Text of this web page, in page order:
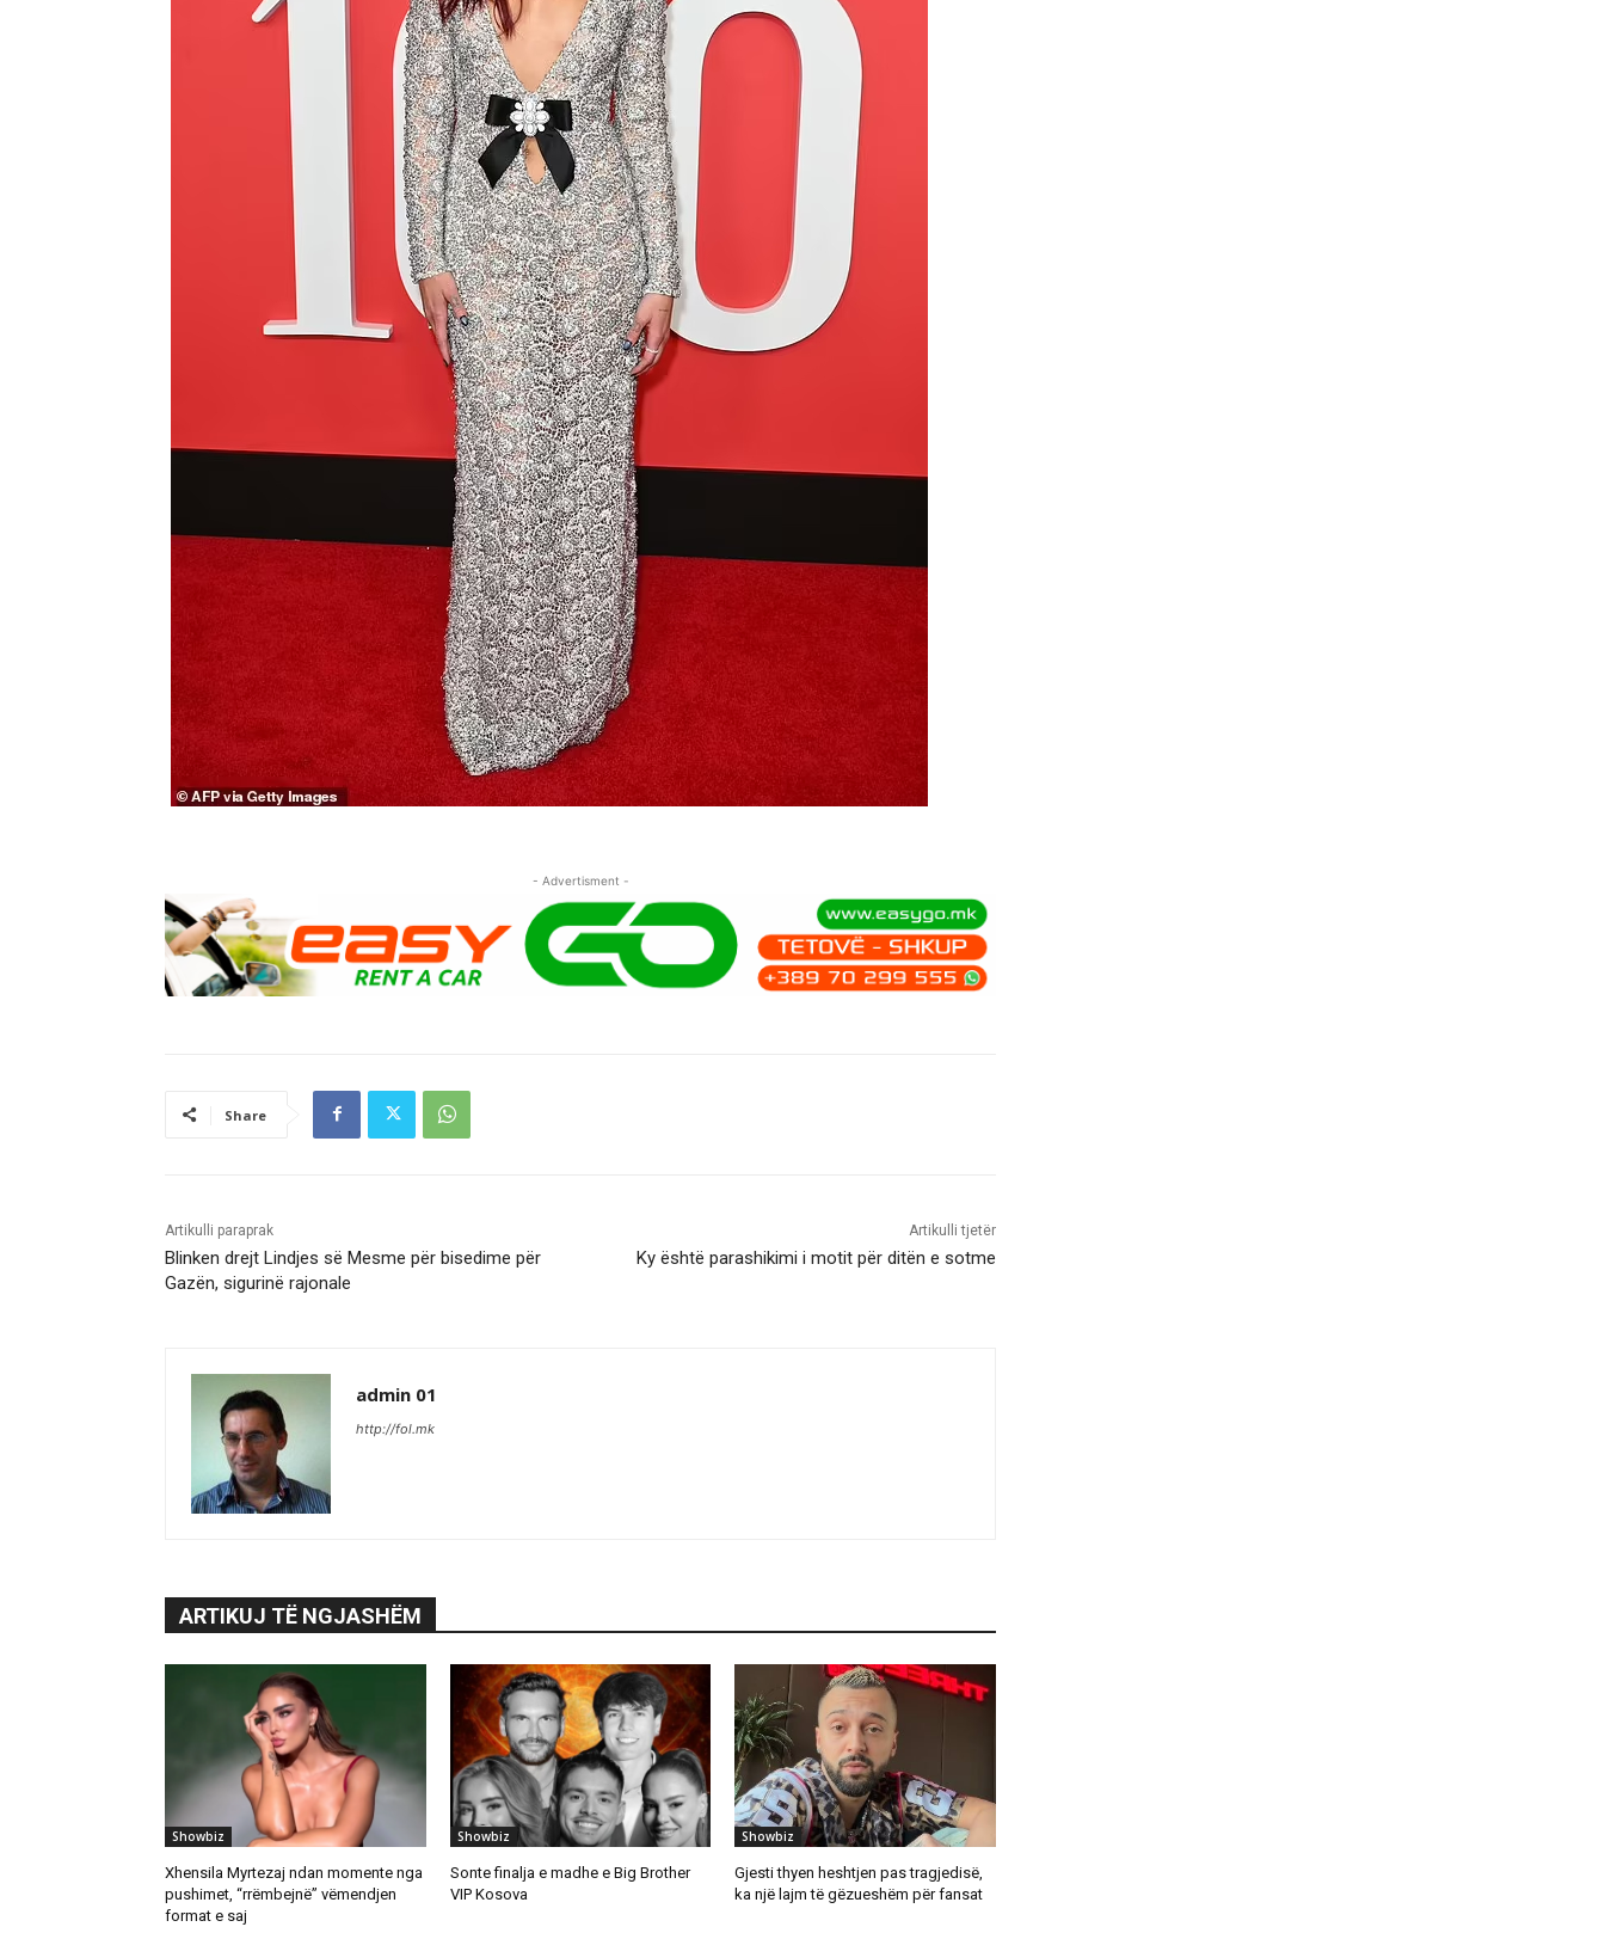
- Advertisment -
Share
Artikulli paraprak
Blinken drejt Lindjes së Mesme për bisedime për
Gazën, sigurinë rajonale
Artikulli tjetër
Ky është parashikimi i motit për ditën e sotme
admin 01
http://fol.mk
ARTIKUJ TË NGJASHËM
Showbiz
Xhensila Myrtezaj ndan momente nga
pushimet, “rrëmbejnë” vëmendjen
format e saj
Showbiz
Sonte finalja e madhe e Big Brother
VIP Kosova
Showbiz
Gjesti thyen heshtjen pas tragjedisë,
ka një lajm të gëzueshëm për fansat